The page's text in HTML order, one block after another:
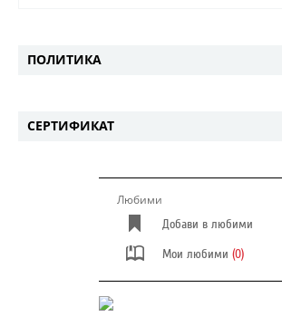
ПОЛИТИКА
СЕРТИФИКАТ
Любими
Добави в любими
Мои любими (0)